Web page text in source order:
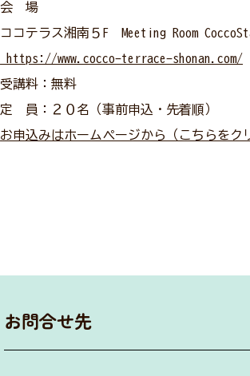
会 場
ココテラス湘南５F Meeting Room
https://www.cocco-terrace-shonan.com/
受講料：無料
定 員：２０名（事前申込・先着順）
お申込みはホームページから（こちらをク
お問合せ先